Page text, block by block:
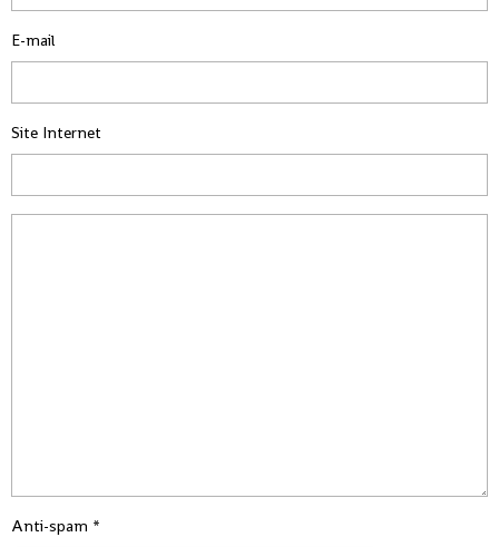
E-mail
Site Internet
Anti-spam